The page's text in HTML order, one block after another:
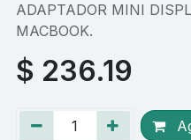
ADAPTADOR MINI
MACBOOK.
$ 236.19